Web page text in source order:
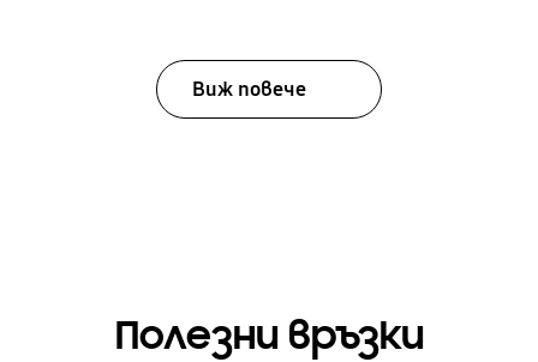
Виж повече
Полезни връзки